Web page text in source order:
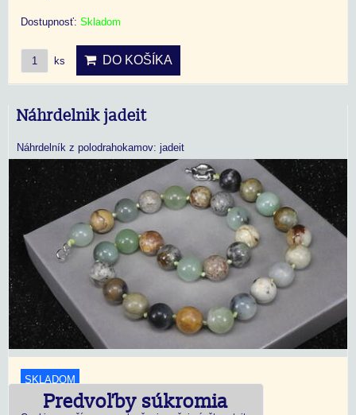
Dostupnosť: Skladom
ks DO KOŠÍKA
Náhrdelnik jadeit
Náhrdelník z polodrahokamov: jadeit
SKLADOM
Predvoľby súkromia